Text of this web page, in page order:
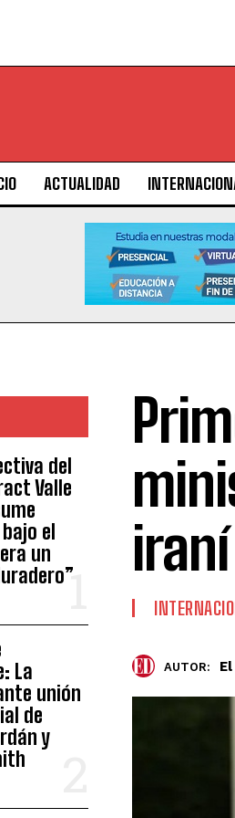
ACTUALIDAD
del
Valle
el
un
La
unión
de
y
iraní
AUTOR: